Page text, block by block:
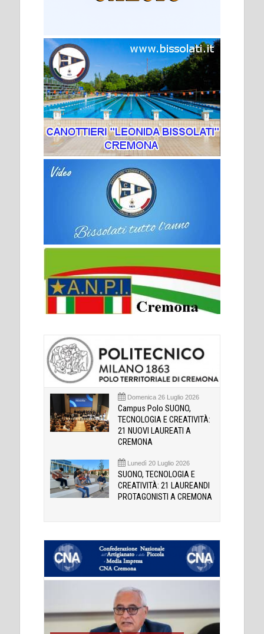
Domenica 26 Luglio 2026
Campus Polo SUONO,
TECNOLOGIA E CREATIVITÀ:
21 NUOVI LAUREATI A
CREMONA
Lunedì 20 Luglio 2026
SUONO, TECNOLOGIA E
CREATIVITÀ: 21 LAUREANDI
PROTAGONISTI A CREMONA